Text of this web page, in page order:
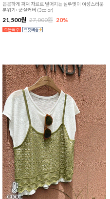
은은하게 퍼져 차르르 떨어지는 실루엣이 여성스러운
분위기+군살커버 (3color)
21,500원 27,000원 20%